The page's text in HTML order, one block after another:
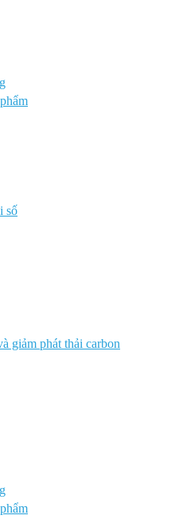
số
giảm phát thải carbon